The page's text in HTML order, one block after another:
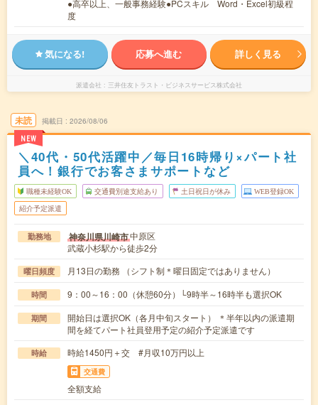
●高卒以上、一般事務経験●PCスキル Word・Excel初級程
度
気になる! 応募へ進む 詳しく見る
派遣会社 三井住友トラスト・ビジネスサービス株式会社
未読
NEW
掲載日 2026/08/06
＼40代・50代活躍中／毎日16時帰り×パート社
員へ！銀行でお客さまサポートなど
職種未経験OK 交通費別途支給あり 土日祝日が休み WEB登録OK
紹介予定派遣
勤務地 神奈川県川崎市中原区
武蔵小杉駅から徒歩2分
曜日頻度 月13日の勤務 （シフト制＊曜日固定ではありません）
時間 9：00～16：00（休憩60分）└9時半～16時半も選択OK
期間
開始日は選択OK（各月中旬スタート） ＊半年以内の派遣期
間を経てパート社員登用予定の紹介予定派遣です
時給 時給1450円＋交 #月収10万円以上
交通費
全額支給